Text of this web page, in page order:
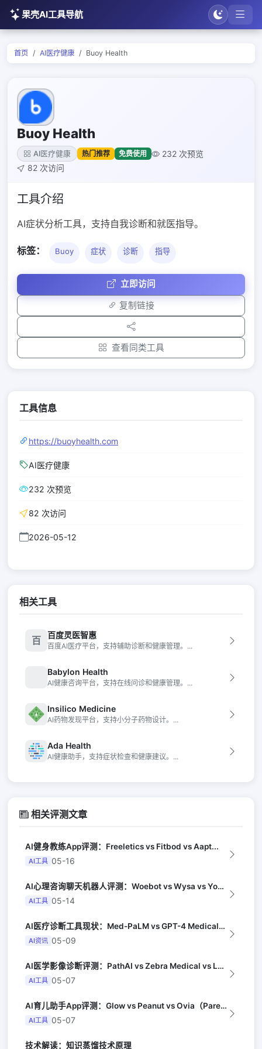
果壳AI工具导航
首页 AI医疗健康 Buoy Health
Buoy Health
AI医疗健康 热门推荐 免费使用
232 次预览
82 次访问
工具介绍
AI症状分析工具，支持自我诊断和就医指导。
标签： Buoy 症状 诊断 指导
立即访问
复制链接
查看同类工具
工具信息
https://buoyhealth.com
AI医疗健康
232 次预览
82 次访问
2026-05-12
相关工具
百 百度灵医智惠
百度AI医疗平台，支持辅助诊断和健康管理。...
Babylon Health
AI健康咨询平台，支持在线问诊和健康管理。...
Insilico Medicine
AI药物发现平台，支持小分子药物设计。...
Ada Health
AI健康助手，支持症状检查和健康建议。...
相关评测文章
AI健身教练App评测：Freeletics vs Fitbod vs Aapt...
AI工具 05-16
AI心理咨询聊天机器人评测：Woebot vs Wysa vs Youper（A...
AI工具 05-14
AI医疗诊断工具现状：Med-PaLM vs GPT-4 Medical（Nat...
AI资讯 05-09
AI医学影像诊断评测：PathAI vs Zebra Medical vs Lu...
AI工具 05-07
AI育儿助手App评测：Glow vs Peanut vs Ovia（Paren...
AI工具 05-07
技术解读：知识蒸馏技术原理